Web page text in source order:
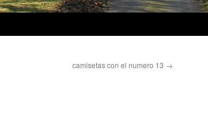
camisetas con el numero 13 →